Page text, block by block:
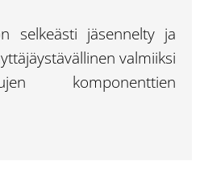
selkeästi jäsennelty ja
valmiiksi
komponenttien